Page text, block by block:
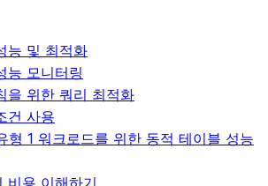
능 및 최적화
능 모니터링
을 위한 쿼리 최적화
건 사용
형 1 워크로드를 위한 동적 테이블 성능
비용 이해하기